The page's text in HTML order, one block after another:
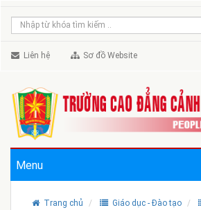
Liên hệ Sơ đồ Website
Menu
Trang chủ Giáo dục - Đào tạo